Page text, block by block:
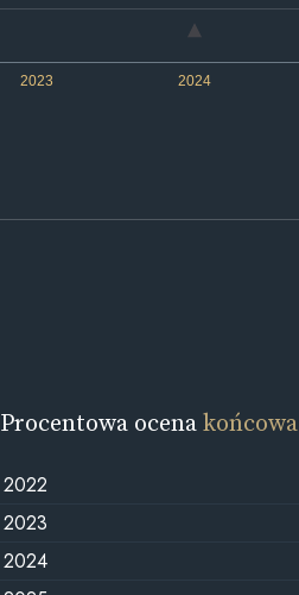
2023 2024
Procentowa ocenakońcowa
2022
2023
2024